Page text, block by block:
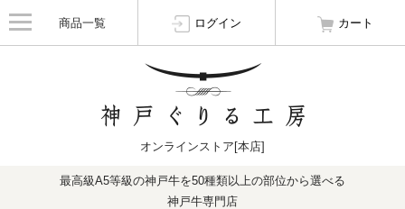
商品一覧 ログイン カート
オンラインストア[本店]
最高級A5等級の神戸牛を50種類以上の部位から選べる
神戸牛専門店